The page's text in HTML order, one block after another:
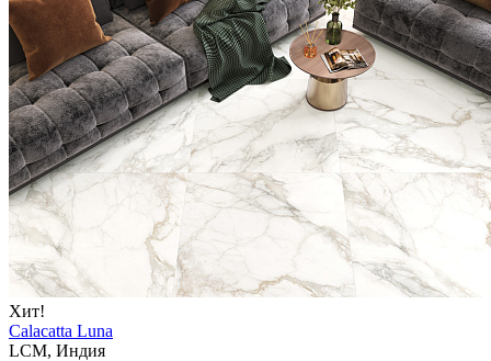
Хит!
Calacatta Luna
LCM, Индия